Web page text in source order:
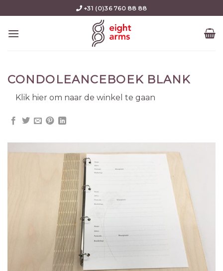
to
content
+31 (0)36 760 88 88
CONDOLEANCEBOEK BLANK
Klik hier om naar de winkel te gaan